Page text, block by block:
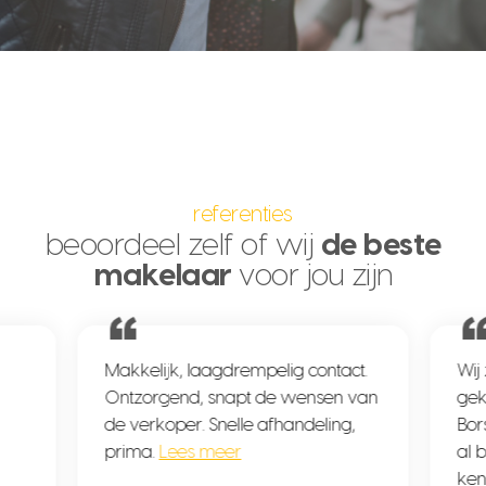
referenties
beoordeel zelf of wij de beste
makelaar voor jou zijn
Makkelijk, laagdrempelig contact.
Ontzorgend, snapt de wensen van
de verkoper. Snelle afhandeling,
prima. Lees meer
Wij
al